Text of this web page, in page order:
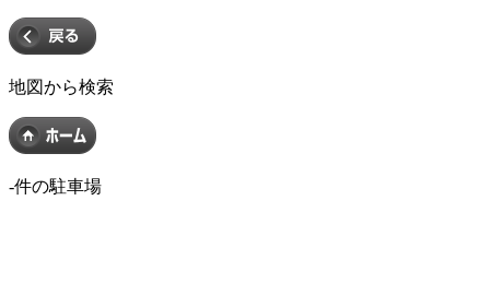
地図から検索
-件の駐車場